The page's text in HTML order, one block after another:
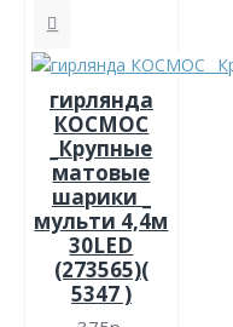
гирлянда
КОСМОС
_Крупные
матовые
шарики _
мульти 4,4м
30LED
(273565)(
5347 )